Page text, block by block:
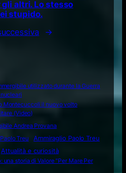
altri. Lo stesso
stupido.
→
utilizzato durante la Guerra
Montecuccoli il nuovo volto
(Video)
Andrea Provana
Treu
Ammiraglio Paolo Treu
Attualità e curiosità
una storia di Valore "Per Mare Per